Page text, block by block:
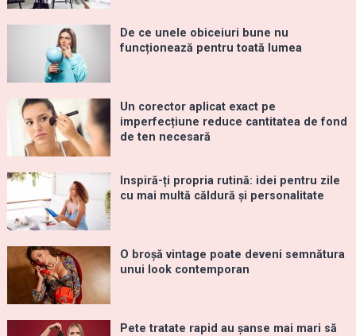
De ce unele obiceiuri bune nu
funcționează pentru toată lumea
Un corector aplicat exact pe
imperfecțiune reduce cantitatea de fond
de ten necesară
Inspiră-ți propria rutină: idei pentru zile
cu mai multă căldură și personalitate
O broșă vintage poate deveni semnătura
unui look contemporan
Pete tratate rapid au șanse mai mari să